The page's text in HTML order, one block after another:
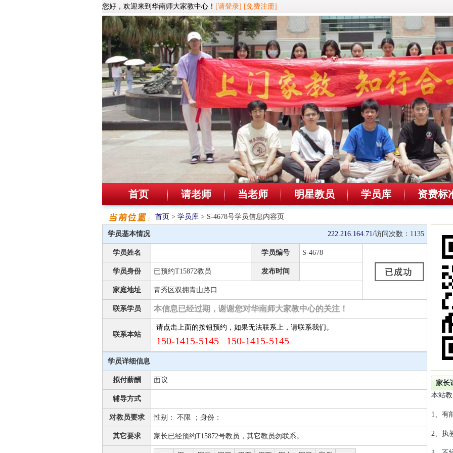
您好，欢迎来到华南师大家教中心！ [请登录] [免费注册]
首页 请老师 当老师 明星教员 学员库 资费标
首页 > 学员库 > S-4678号学员信息内容页
学员基本情况 222.216.164.71/访问次数： 1135
学员姓名 学员编号 S-4678
学员身份 已预约T15872教员 发布时间
家庭地址 青秀区双拥青山路口
联系学员 本信息已经过期，谢谢您对华南师大家教中心的关注！
联系本站
请点击上面的按钮预约，如果无法联系上，请联系我们。
150-1415-5145 150-1415-5145
学员详细信息
拟付薪酬 面议
辅导方式
对教员要求 性别： 不限 ；身份：
其它要求 家长已经预约T15872号教员，其它教员勿联系。
家长
本站
1、有
2、执